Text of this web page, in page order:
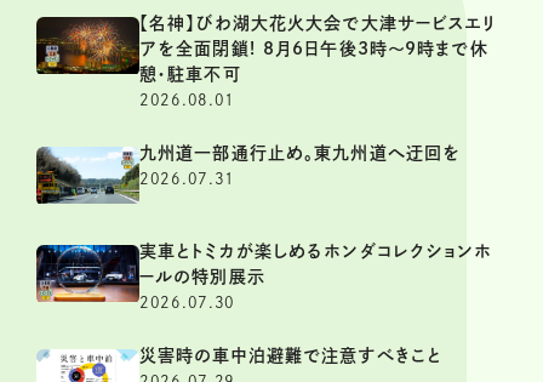
【名神】びわ湖大花火大会で大津サービスエリ
アを全面閉鎖! 8月6日午後3時～9時まで休
憩・駐車不可
2026.08.01
九州道一部通行止め。東九州道へ迂回を
2026.07.31
実車とトミカが楽しめるホンダコレクションホ
ールの特別展示
2026.07.30
災害時の車中泊避難で注意すべきこと